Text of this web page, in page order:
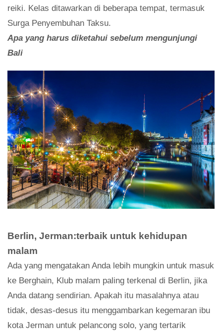
reiki. Kelas ditawarkan di beberapa tempat, termasuk
Surga Penyembuhan Taksu.
Apa yang harus diketahui sebelum mengunjungi
Bali
Berlin, Jerman:terbaik untuk kehidupan
malam
Ada yang mengatakan Anda lebih mungkin untuk masuk
ke Berghain, Klub malam paling terkenal di Berlin, jika
Anda datang sendirian. Apakah itu masalahnya atau
tidak, desas-desus itu menggambarkan kegemaran ibu
kota Jerman untuk pelancong solo, yang tertarik